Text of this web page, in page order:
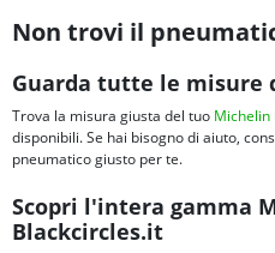
Non trovi il
Guarda tutte le misure
Trova la misura giusta del tuo Michelin
disponibili. Se hai bisogno di aiuto,
pneumatico giusto per te.
Scopri l'intera gamma
Blackcircles.it